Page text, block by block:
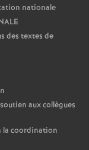
nationale
des textes de
aux collègues
la coordination